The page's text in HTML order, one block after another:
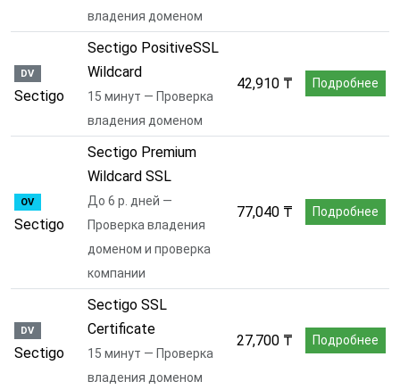
владения доменом
DV
Sectigo
Sectigo PositiveSSL
Wildcard
15 минут — Проверка
владения доменом
42,910 ₸ Подробнее
OV
Sectigo
Sectigo Premium
Wildcard SSL
До 6 р. дней —
Проверка владения
доменом и проверка
компании
77,040 ₸ Подробнее
DV
Sectigo
Sectigo SSL
Certificate
15 минут — Проверка
владения доменом
27,700 ₸ Подробнее